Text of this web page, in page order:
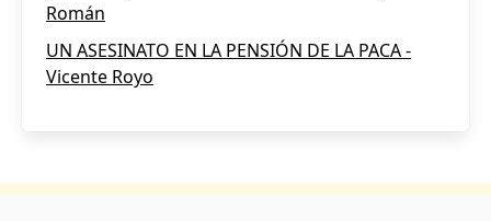
Román
UN ASESINATO EN LA PENSIÓN DE LA PACA -
Vicente Royo